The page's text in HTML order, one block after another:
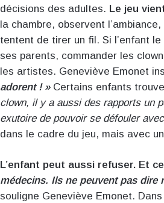
décisions des adultes. Le jeu
la chambre, observent
tentent de tirer un fil. Si l’enfant
ses parents, commander les
les artistes. Geneviève Emonet
adorent ! »Certains enfants
clown, il y a aussi des rapports un
exutoire de pouvoir se défouler
dans le cadre du jeu, mais avec
L’enfant peut aussi refuser. Et
médecins. Ils ne peuvent pas dire
souligne Geneviève Emonet.